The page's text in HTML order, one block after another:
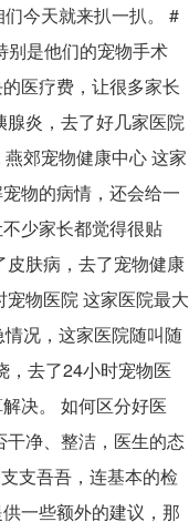
今天就来扒一扒。 #
别是他们的宠物手术
医疗费，让很多家长
炎，去了好几家医院
郊宠物健康中心 这家
物的病情，还会给一
少家长都觉得很贴
肤病，去了宠物健康
物医院 这家医院最大
况，这家医院随叫随
，去了24小时宠物医
决。 如何区分好医
净、整洁，医生的态
支吾吾，连基本的检
一些额外的建议，那